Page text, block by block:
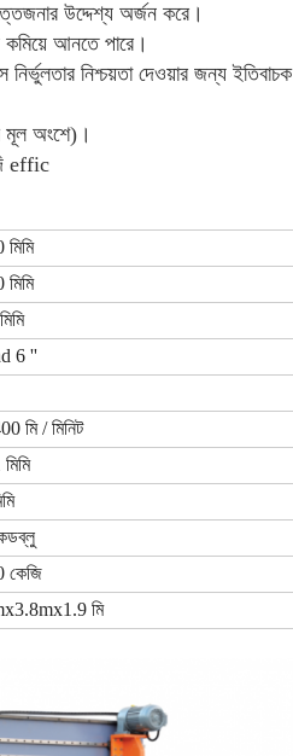
উদ্দেশ্য অর্জন করে।
আনতে পারে।
নিশ্চয়তা দেওয়ার জন্য ইতিবাচক
মূল অংশে)।
effic
6 ''
মি / মিনিট
কেজি
মি